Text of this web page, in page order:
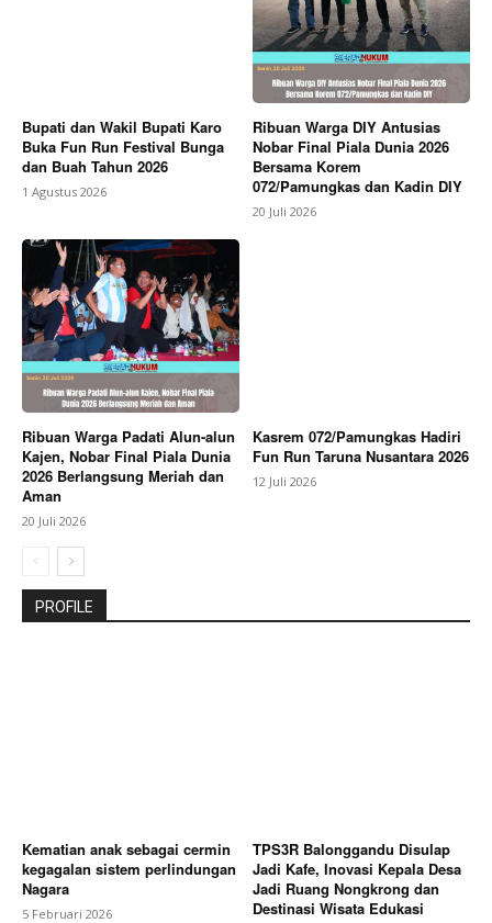
Bupati dan Wakil Bupati Karo
Buka Fun Run Festival Bunga
dan Buah Tahun 2026
1 Agustus 2026
Ribuan Warga DIY Antusias
Nobar Final Piala Dunia 2026
Bersama Korem
072/Pamungkas dan Kadin DIY
20 Juli 2026
Ribuan Warga Padati Alun-alun
Kajen, Nobar Final Piala Dunia
2026 Berlangsung Meriah dan
Aman
20 Juli 2026
Kasrem 072/Pamungkas Hadiri
Fun Run Taruna Nusantara 2026
12 Juli 2026
PROFILE
Kematian anak sebagai cermin
kegagalan sistem perlindungan
Nagara
5 Februari 2026
TPS3R Balonggandu Disulap
Jadi Kafe, Inovasi Kepala Desa
Jadi Ruang Nongkrong dan
Destinasi Wisata Edukasi